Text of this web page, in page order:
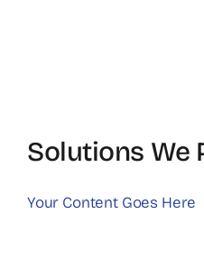
Solutions We
Your Content Goes Here